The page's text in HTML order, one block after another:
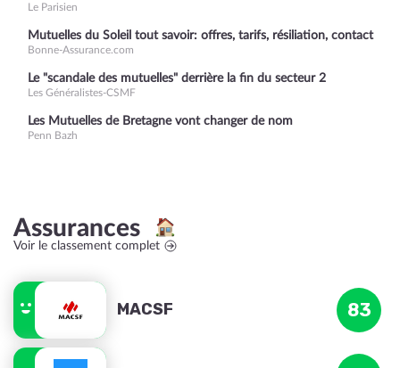
Le Parisien
Mutuelles du Soleil tout savoir: offres, tarifs, résiliation, contact
Bonne-Assurance.com
Le "scandale des mutuelles" derrière la fin du secteur 2
Les Généralistes-CSMF
Les Mutuelles de Bretagne vont changer de nom
Penn Bazh
Assurances
Voir le classement complet
MACSF 83